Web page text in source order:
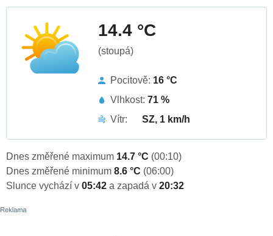
14.4 °C
(stoupá)
Pocitově: 16 °C
Vlhkost: 71 %
Vítr:
SZ, 1 km/h
Dnes změřené maximum 14.7 °C (00:10)
Dnes změřené minimum 8.6 °C (06:00)
Slunce vychází v 05:42 a zapadá v 20:32